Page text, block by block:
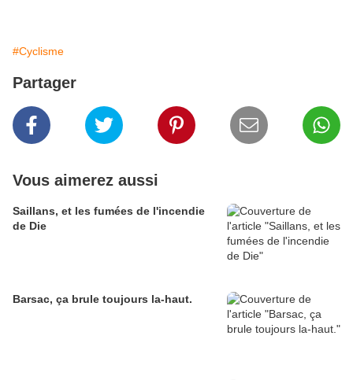
#Cyclisme
Partager
Vous aimerez aussi
Saillans, et les fumées de l'incendie
de Die
Barsac, ça brule toujours la-haut.